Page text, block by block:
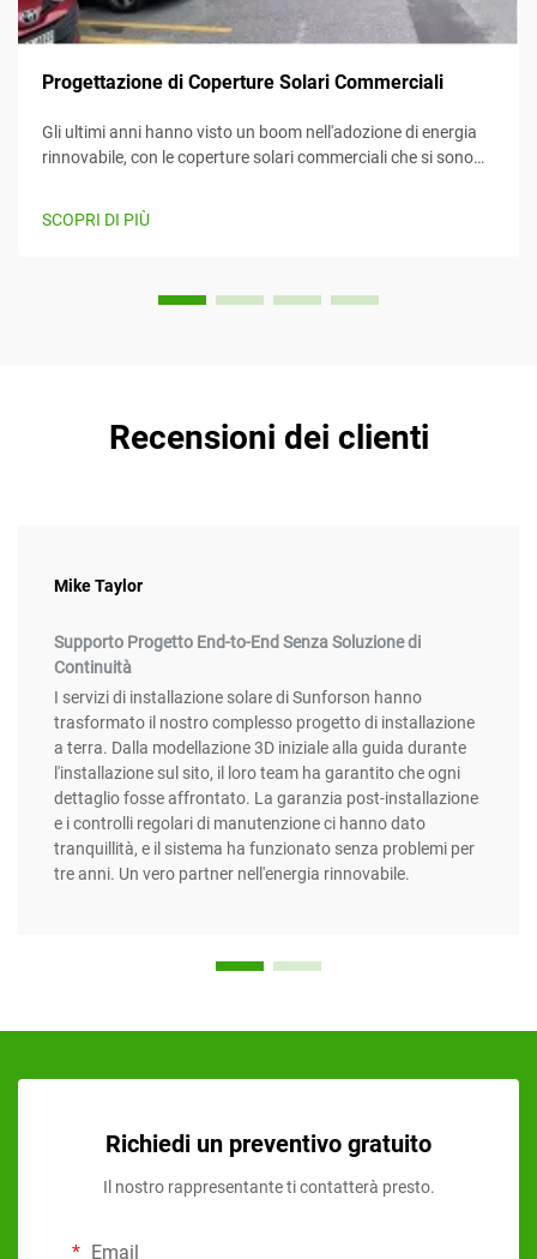
Progettazione di Coperture Solari Commerciali
Gli ultimi anni hanno visto un boom nell'adozione di energia
rinnovabile, con le coperture solari commerciali che si sono
l'energia solare mentre forniscono contemporaneamente
SCOPRI DI PIÙ
Recensioni dei clienti
Mike Taylor
Supporto Progetto End-to-End Senza Soluzione di
Continuità
I servizi di installazione solare di Sunforson hanno
trasformato il nostro complesso progetto di installazione
a terra. Dalla modellazione 3D iniziale alla guida durante
l'installazione sul sito, il loro team ha garantito che ogni
dettaglio fosse affrontato. La garanzia post-installazione
e i controlli regolari di manutenzione ci hanno dato
tranquillità, e il sistema ha funzionato senza problemi per
tre anni. Un vero partner nell'energia rinnovabile.
Richiedi un preventivo gratuito
Il nostro rappresentante ti contatterà presto.
Email